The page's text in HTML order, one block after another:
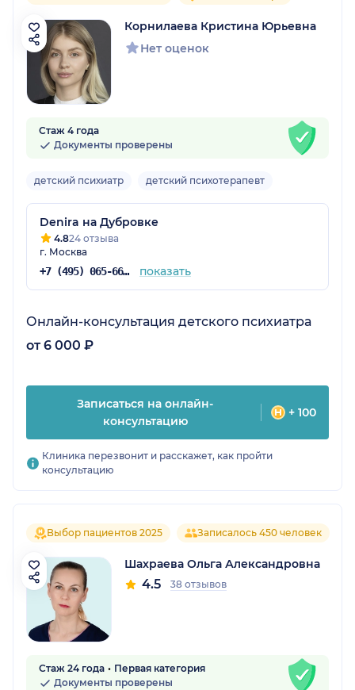
Корнилаева Кристина Юрьевна
Нет оценок
Стаж 4 года
Документы проверены
детский психиатр детский психотерапевт
Denira на Дубровке
4.824 отзыва
г. Москва
+7 (495) 065-66-03 показать
Онлайн-консультация детского психиатра
от 6 000 ₽
Записаться на онлайн-
консультацию
+ 100
Клиника перезвонит и расскажет, как пройти
консультацию
Выбор пациентов 2025 Записалось 450 человек
Шахраева Ольга Александровна
4.5 38 отзывов
Стаж 24 года
Первая категория
Документы проверены